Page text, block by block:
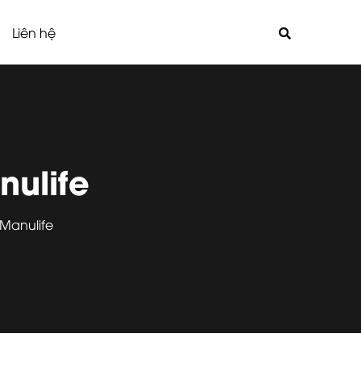
Liên hệ